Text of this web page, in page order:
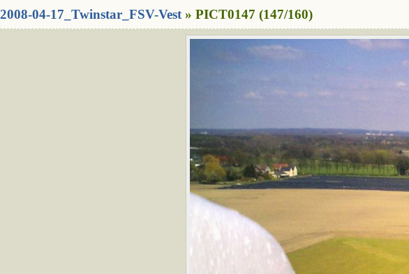
2008-04-17_Twinstar_FSV-Vest » PICT0147 (147/160)